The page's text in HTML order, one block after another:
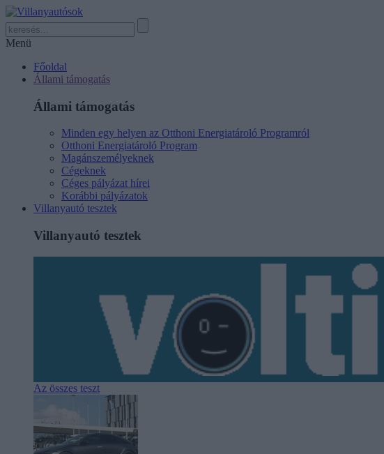
Menü
Főoldal
Állami támogatás
Állami támogatás
Minden egy helyen az Otthoni Energiatároló Programról
Otthoni Energiatároló Program
Magánszemélyeknek
Cégeknek
Céges pályázat hírei
Korábbi pályázatok
Villanyautó tesztek
Villanyautó tesztek
Az összes teszt